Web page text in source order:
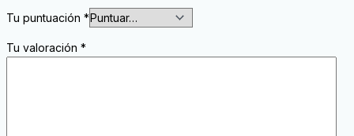
Tu puntuación *
Tu valoración *